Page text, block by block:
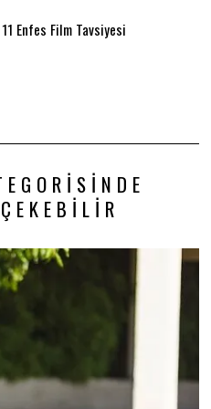
Enfes Film Tavsiyesi